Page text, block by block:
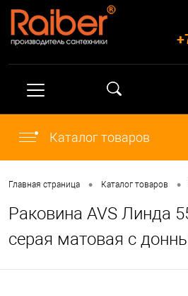
Каталог товаров
Главная страница • Каталог товаров •
Раковина AVS Линда
серая матовая с